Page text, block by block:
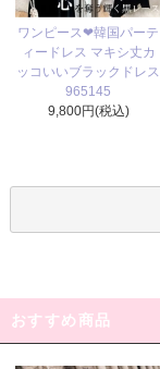
ワンピース❤韓国パーテ
ィードレス マキシ丈カ
ッコいいブラックドレス
965145
9,800円(税込)
おすすめ商品